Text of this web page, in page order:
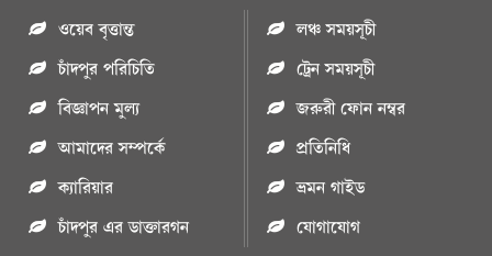
ওয়েব বৃত্তান্ত
চাঁদপুর পরিচিতি
বিজ্ঞাপন মুল্য
আমাদের সম্পর্কে
ক্যারিয়ার
চাঁদপুর এর ডাক্তারগন
লঞ্চ সময়সূচী
ট্রেন সময়সূচী
জরুরী ফোন নম্বর
প্রতিনিধি
ভ্রমন গাইড
যোগাযোগ